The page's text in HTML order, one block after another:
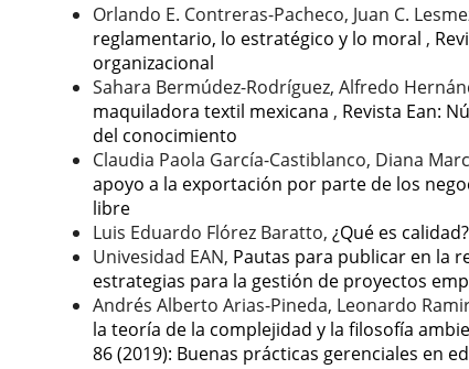
Orlando E. Contreras-Pacheco, Juan C.
reglamentario, lo estratégico y lo moral ,
organizacional
Sahara Bermúdez-Rodríguez, Alfredo
maquiladora textil mexicana , Revista Ean:
del conocimiento
Claudia Paola García-Castiblanco, Diana
apoyo a la exportación por parte de los
libre
Luis Eduardo Flórez Baratto, ¿Qué es calidad?
Univesidad EAN, Pautas para publicar en la
estrategias para la gestión de proyectos
Andrés Alberto Arias-Pineda, Leonardo
la teoría de la complejidad y la filosofía
86 (2019): Buenas prácticas gerenciales en